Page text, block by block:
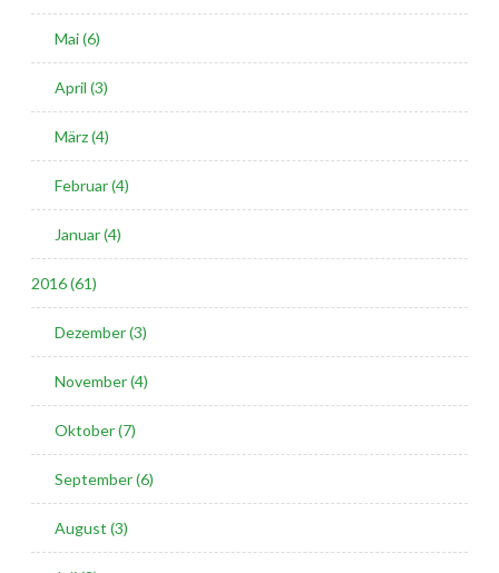
Mai (6)
April (3)
März (4)
Februar (4)
Januar (4)
2016 (61)
Dezember (3)
November (4)
Oktober (7)
September (6)
August (3)